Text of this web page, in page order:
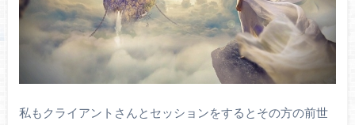
私もクライアントさんとセッションをするとその方の前世